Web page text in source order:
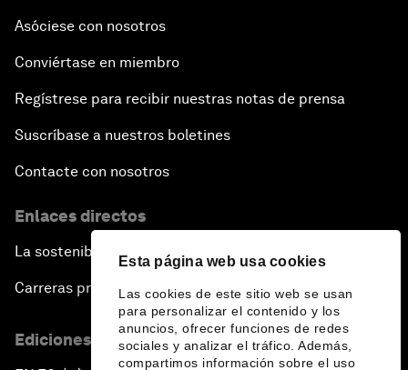
Esta página web usa cookies
Las cookies de este sitio web se usan
para personalizar el contenido y los
anuncios, ofrecer funciones de redes
sociales y analizar el tráfico. Además,
compartimos información sobre el uso
Asóciese con nosotros
Conviértase en miembro
Regístrese para recibir nuestras notas de prensa
Suscríbase a nuestros boletines
Contacte con nosotros
Enlaces directos
La sostenibilidad en el Foro
Carreras profesionales
Ediciones en otros idiomas